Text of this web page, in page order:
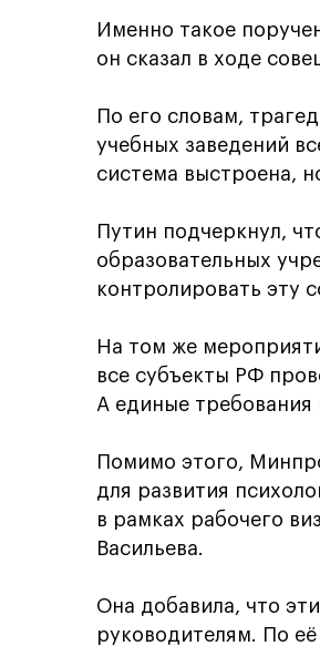
Именно такое
он сказал в ходе
По его словам,
учебных заведений
система выстроена,
Путин подчеркнул,
образовательных
контролировать эту
На том же
все субъекты РФ
А единые требования
Помимо этого,
для развития
в рамках рабочего
Васильева.
Она добавила, что
руководителям. По